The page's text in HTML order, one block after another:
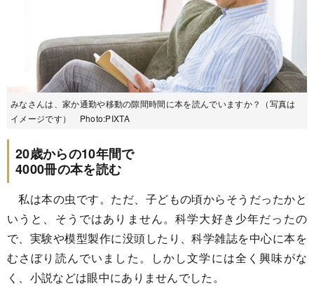
みなさんは、家か通勤や移動の隙間時間に本を読んでいますか？（写真は
イメージです） Photo:PIXTA
20歳からの10年間で
4000冊の本を読む
私は本の虫です。ただ、子どもの頃からそうだったかと
いうと、そうではありません。科学大好き少年だったの
で、実験や模型製作に没頭したり、科学雑誌を中心に本を
むさぼり読んでいました。しかし文学には全く興味がな
く、小説などは眼中にありませんでした。